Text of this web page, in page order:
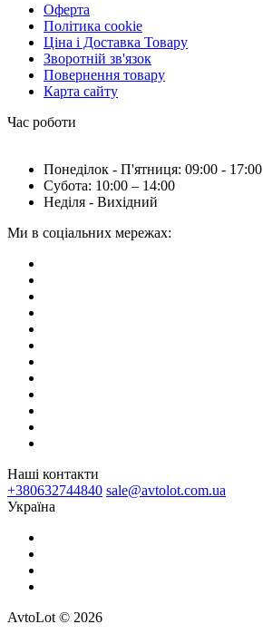
Оферта
Політика cookie
Ціна і Доставка Товару
Зворотній зв'язок
Повернення товару
Карта сайту
Час роботи
Понеділок - П'ятниця: 09:00 - 17:00
Субота: 10:00 – 14:00
Неділя - Вихідний
Ми в соціальних мережах:
Наші контакти
+380632744840 sale@avtolot.com.ua
Українa
AvtoLot © 2026